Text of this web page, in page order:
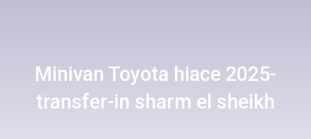
Minivan Toyota hiace 2025-
transfer-in sharm el sheikh